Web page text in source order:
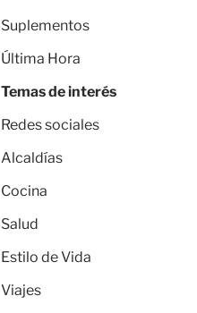
Suplementos
Última Hora
Temas de interés
Redes sociales
Alcaldías
Cocina
Salud
Estilo de Vida
Viajes